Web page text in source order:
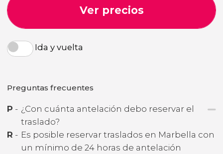
Ver precios
Ida y vuelta
Preguntas frecuentes
P - ¿Con cuánta antelación debo reservar el
traslado?
R - Es posible reservar traslados en Marbella con
un mínimo de 24 horas de antelación